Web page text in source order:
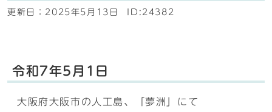
更新日： 2025年5月13日 ID:24382
令和7年5月1日
大阪府大阪市の人工島、「夢洲」にて